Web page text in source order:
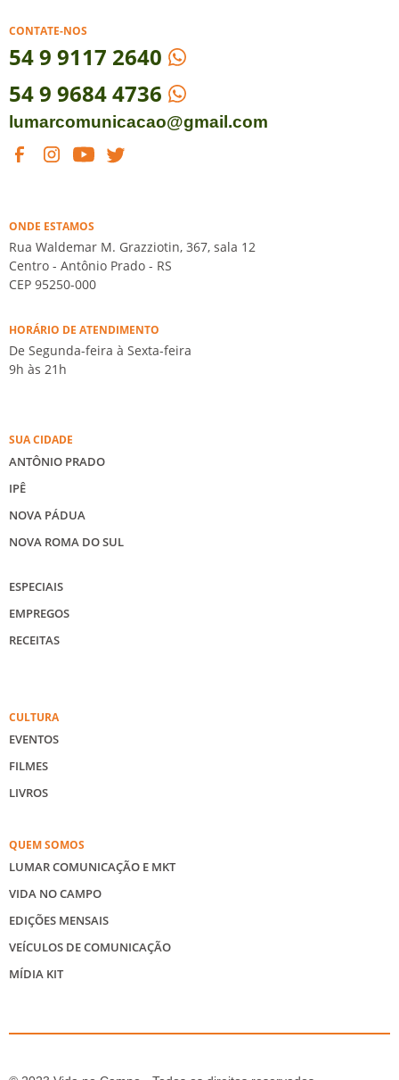
CONTATE-NOS
549 9117 2640
54 9 9684 4736
lumarcomunicacao@gmail.com
ONDE ESTAMOS
Rua Waldemar M. Grazziotin, 367, sala 12
Centro - Antônio Prado - RS
CEP 95250-000
HORÁRIO DE ATENDIMENTO
De Segunda-feira à Sexta-feira
9h às 21h
SUA CIDADE
ANTÔNIO PRADO
IPÊ
NOVA PÁDUA
NOVA ROMA DO SUL
ESPECIAIS
EMPREGOS
RECEITAS
CULTURA
EVENTOS
FILMES
LIVROS
QUEM SOMOS
LUMAR COMUNICAÇÃO E MKT
VIDA NO CAMPO
EDIÇÕES MENSAIS
VEÍCULOS DE COMUNICAÇÃO
MÍDIA KIT